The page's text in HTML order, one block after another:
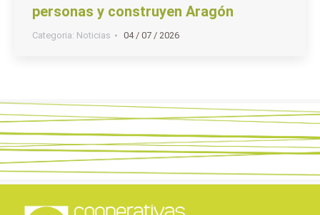
personas y construyen Aragón
Categoria: Noticias 04 / 07 / 2026